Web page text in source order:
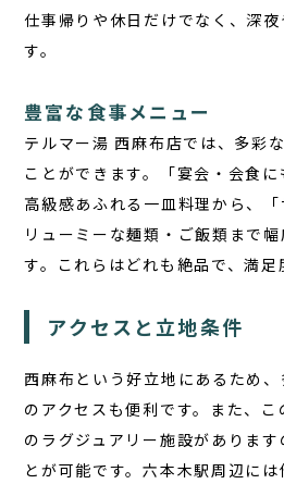
仕事帰りや休日だけでなく、深
す。
豊富な食事メニュー
テルマー湯 西麻布店では、多彩
ことができます。「宴会・会食
高級感あふれる一皿料理から、
リューミーな麺類・ご飯類まで
す。これらはどれも絶品で、満足
アクセスと立地条件
西麻布という好立地にあるため
のアクセスも便利です。また、こ
のラグジュアリー施設がありま
とが可能です。六本木駅周辺に